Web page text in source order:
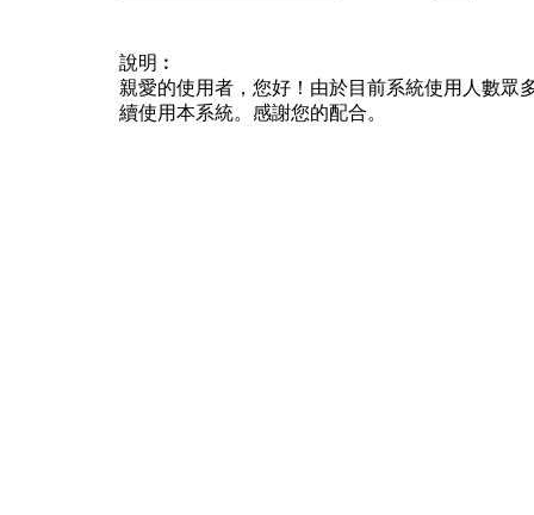
說明︰
親愛的使用者，您好！由於目前系統使用人數眾
續使用本系統。感謝您的配合。